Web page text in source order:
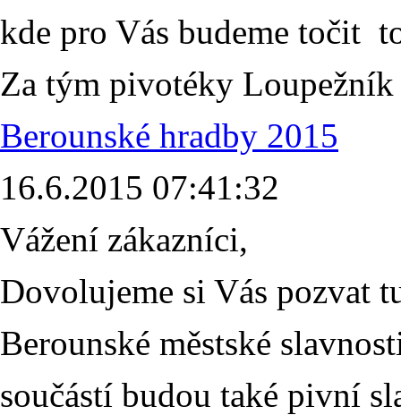
kde pro Vás budeme točit
Za tým pivotéky Loupežník
Berounské hradby 2015
16.6.2015 07:41:32
Vážení zákazníci,
Dovolujeme si Vás pozvat
Berounské městské
součástí budou také pivní